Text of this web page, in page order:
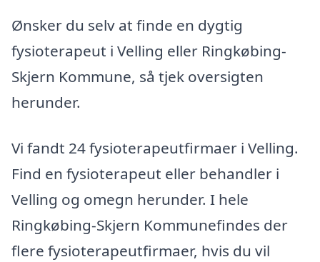
Ønsker du selv at finde en dygtig
fysioterapeut i Velling eller Ringkøbing-
Skjern Kommune, så tjek oversigten
herunder.
Vi fandt 24 fysioterapeutfirmaer i Velling.
Find en fysioterapeut eller behandler i
Velling og omegn herunder. I hele
Ringkøbing-Skjern Kommunefindes der
flere fysioterapeutfirmaer, hvis du vil